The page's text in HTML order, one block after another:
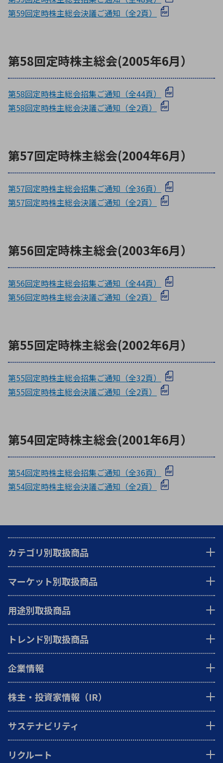
第59回定時株主総会決議ご通知（全2頁）
第58回定時株主総会(2005年6月）
第58回定時株主総会招集ご通知（全44頁）
第58回定時株主総会決議ご通知（全2頁）
第57回定時株主総会(2004年6月）
第57回定時株主総会招集ご通知（全36頁）
第57回定時株主総会決議ご通知（全2頁）
第56回定時株主総会(2003年6月）
第56回定時株主総会招集ご通知（全44頁）
第56回定時株主総会決議ご通知（全2頁）
第55回定時株主総会(2002年6月）
第55回定時株主総会招集ご通知（全32頁）
第55回定時株主総会決議ご通知（全2頁）
第54回定時株主総会(2001年6月）
第54回定時株主総会招集ご通知（全36頁）
第54回定時株主総会決議ご通知（全2頁）
カテゴリ別取扱商品
マーケット別取扱商品
用途別取扱商品
トレンド別取扱商品
企業情報
株主・投資家情報（IR）
サステナビリティ
リクルート